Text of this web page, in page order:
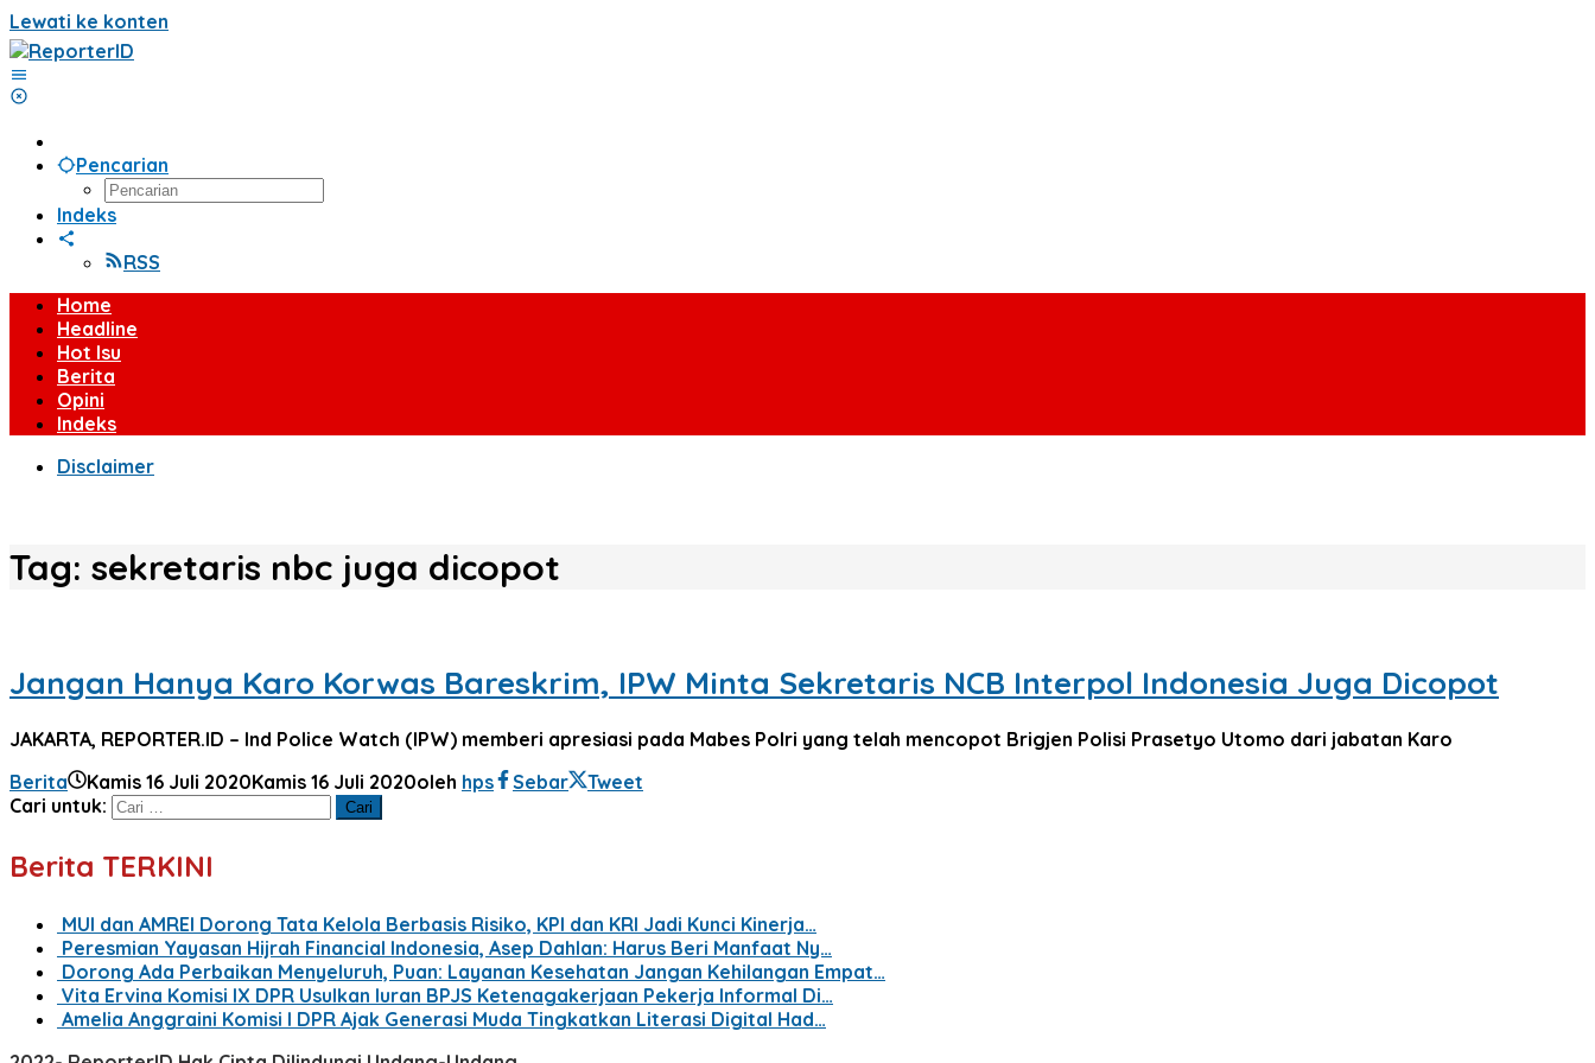
Lewati ke konten
Pencarian
Indeks
RSS
Home
Headline
Hot Isu
Berita
Opini
Indeks
Disclaimer
Tag: sekretaris nbc juga dicopot
Jangan Hanya Karo Korwas Bareskrim, IPW Minta Sekretaris NCB Interpol Indonesia Juga Dicopot
JAKARTA, REPORTER.ID – Ind Police Watch (IPW) memberi apresiasi pada Mabes Polri yang telah mencopot Brigjen Polisi Prasetyo Utomo dari jabatan Karo
Berita
Kamis 16 Juli 2020Kamis 16 Juli 2020oleh hps Sebar
Tweet
Cari untuk:
Berita TERKINI
MUI dan AMREI Dorong Tata Kelola Berbasis Risiko, KPI dan KRI Jadi Kunci Kinerja…
Peresmian Yayasan Hijrah Financial Indonesia, Asep Dahlan: Harus Beri Manfaat Ny…
Dorong Ada Perbaikan Menyeluruh, Puan: Layanan Kesehatan Jangan Kehilangan Empat…
Vita Ervina Komisi IX DPR Usulkan Iuran BPJS Ketenagakerjaan Pekerja Informal Di…
Amelia Anggraini Komisi I DPR Ajak Generasi Muda Tingkatkan Literasi Digital Had…